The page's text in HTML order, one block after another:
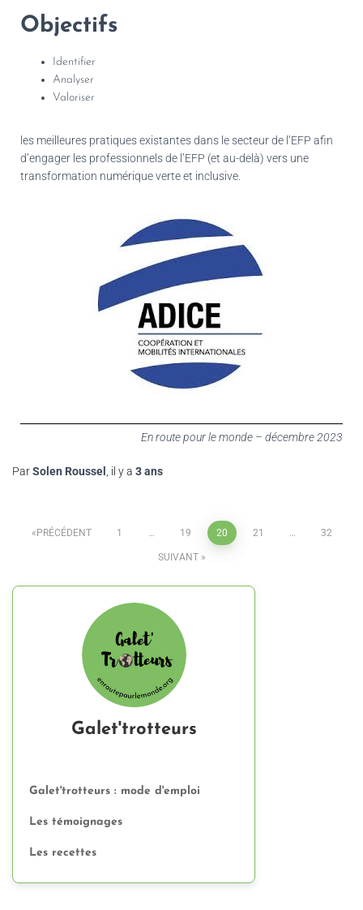
Objectifs
Identifier
Analyser
Valoriser
les meilleures pratiques existantes dans le secteur de l’EFP afin
d’engager les professionnels de l’EFP (et au-delà) vers une
transformation numérique verte et inclusive.
En route pour le monde – décembre 2023
ParSolen Roussel , il y a 3 ans
PRÉCÉDENT 1 19 20 21 32
SUIVANT
Galet'trotteurs
Galet'trotteurs : mode d'emploi
Les témoignages
Les recettes